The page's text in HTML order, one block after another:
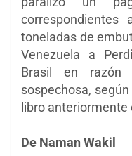
toneladas de
Venezuela a
Brasil en
sospechosa,
libro anteriormente
De Naman Wakil